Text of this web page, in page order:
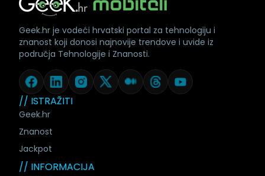
// ISTRAŽITI
Geek.hr
Znanost
Jackpot
// INFORMACIJA
Geek.hr je vodeći hrvatski portal za tehnologiju i
znanost koji donosi najnovije trendove i uvide iz
područja Tehnologije i Znanosti.